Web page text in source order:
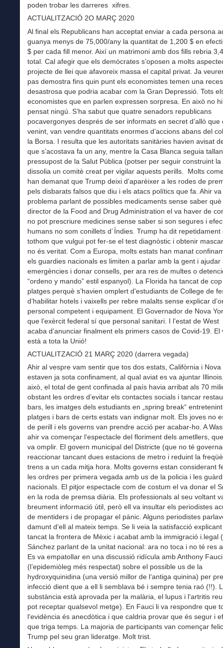
poden trobar les darreres xifres.
ACTUALITZACIÓ 2O MARÇ 2020
Al final els Republicans han acceptat enviar a cada persona
guanya menys de 75,000/any la quantitat de 1,200 $ en
$ per cada fill menor. Així un matrimoni amb dos fills rebria
total. Cal afegir que els demòcrates s’oposen a molts
projecte de llei que afavoreix massa el capital privat. Ja
pas demostra fins quin punt els economistes temen una
desastrosa que podria acabar com la Gran Depressió. Tots
economistes que en parlen expressen sorpresa. En això no
pensat ningú. S’ha sabut que quatre senadors republicans
pocavergonyes després de ser informats en secret d’allò que
venint, van vendre quantitats enormes d’accions abans del
la Borsa. I resulta que les autoritats sanitàries havien avisat
que s’acostava fa un any, mentre la Casa Blanca seguia
pressupost de la Salut Pública (potser per seguir construint
dissolia un comitè creat per vigilar aquests perills. Molts
han demanat que Trump deixi d’aparèixer a les rodes de
pels disbarats falsos que diu i els atacs polítics que fa. Ahir
problema parlant de possibles medicaments sense saber què
director de la Food and Drug Administration el va haver de
no pot prescriure medicines sense saber si son segures i
humans no som conillets d´Índies. Trump ha dit repetidament
tothom que vulgui pot fer-se el test diagnòstic i obtenir
no és veritat. Com a Europa, molts estats han manat
els guardies nacionals es limiten a parlar amb la gent i ajudar
emergències i donar consells, per ara res de multes o
“ordeno y mando” estil espanyol). La Florida ha tancat de
platges perquè s’havien omplert d’estudiants de College de
d’habilitar hotels i vaixells per rebre malalts sense explicar
personal competent i equipament. El Governador de Nova
que l’exèrcit federal sí que personal sanitari. I l’estat de
acaba d’anunciar finalment els primers casos de Covid-19. El
està a tota la Unió!
ACTUALITZACIÓ 21 MARÇ 2020 (darrera vegada)
Ahir al vespre vam sentir que tos dos estats, Califòrnia i Nova
estaven ja sota confinament, al qual aviat es va ajuntar
això, el total de gent confinada al país havia arribat als 70
obstant les ordres d’evitar els contactes socials i tancar
bars, les imatges dels estudiants en „spring break“
platges i bars de certs estats van indignar molt. Els joves no
de perill i els governs van prendre acció per acabar-ho. A
ahir va començar l‘espectacle del floriment dels ametllers,
va omplir. El govern municipal del Districte (que no té
reaccionar tancant dues estacions de metro i reduint la
trens a un cada mitja hora. Molts governs estan considerant
les ordres per primera vegada amb us de la policia i les
nacionals. El pitjor espectacle com de costum el va donar el
en la roda de premsa diària. Els professionals al seu voltant
breument informació útil, però ell va insultar els periodistes
de mentiders i de propagar el pànic. Alguns periodistes
damunt d‘ell al mateix temps. Se li veia la satisfacció
tancat la frontera de Mèxic i acabat amb la immigració i.legal
Sánchez parlant de la unitat nacional: ara no toca i no té res
Es va empatollar en una discussió ridícula amb Anthony
(l’epidemiòleg més respectat) sobre el possible us de la
hydroxyquinidina (una versió millor de l‘antiga quinina) per
infecció dient que a ell li semblava bé i sempre tenia raó (!!).
substància està aprovada per la malària, el lupus i l‘artritis
pot receptar qualsevol metge). En Fauci li va respondre que
l‘evidència és anecdòtica i que caldria provar que és segur i
que triga temps. La majoria de participants van començar
Trump pel seu gran lideratge. Molt trist.